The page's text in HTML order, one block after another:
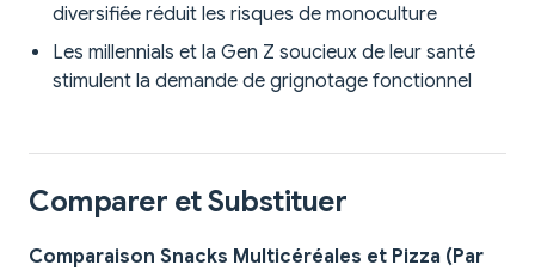
diversifiée réduit les risques de monoculture
Les millennials et la Gen Z soucieux de leur santé
stimulent la demande de grignotage fonctionnel
Comparer et Substituer
Comparaison Snacks Multicéréales et Pizza (Par